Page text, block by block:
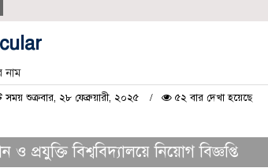
নাম
শুক্রবার, ২৮ ফেব্রুয়ারী, ২০২৫ ৫২ বার দেখা হয়েছে
ও প্রযুক্তি বিশ্ববিদ্যালয়ে নিয়োগ বিজ্ঞপ্তি